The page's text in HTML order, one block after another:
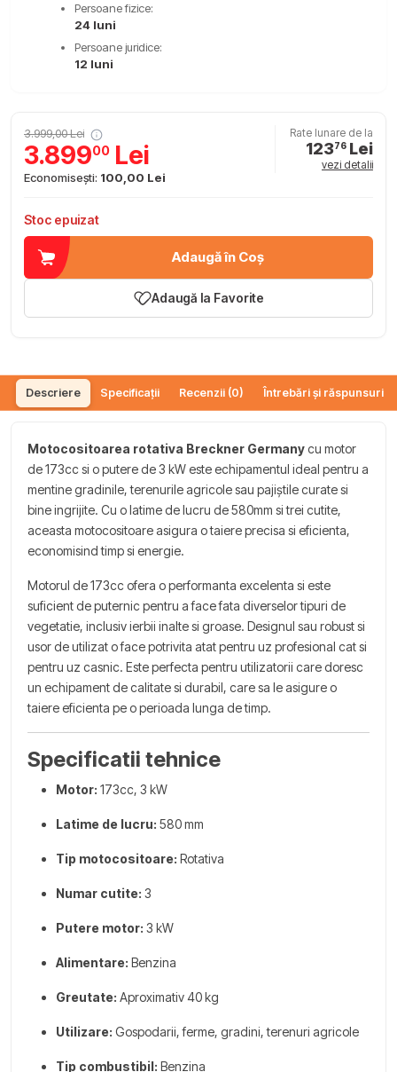
Persoane fizice:
24 luni
Persoane juridice:
12 luni
3.999,00 Lei
3.89900 Lei
Economisești: 100,00 Lei
Rate lunare de la
12376 Lei
vezi detalii
Stoc epuizat
Adaugă în Coș
Adaugă la Favorite
Descriere Specificații Recenzii (0) Întrebări și răspunsuri
Motocositoarea rotativa Breckner Germanycu motor
de 173cc si o putere de 3 kW este echipamentul ideal pentru a
mentine gradinile, terenurile agricole sau pajiștile curate si
bine ingrijite. Cu o latime de lucru de 580mm si trei cutite,
aceasta motocositoare asigura o taiere precisa si eficienta,
economisind timp si energie.
Motorul de 173cc ofera o performanta excelenta si este
suficient de puternic pentru a face fata diverselor tipuri de
vegetatie, inclusiv ierbii inalte si groase. Designul sau robust si
usor de utilizat o face potrivita atat pentru uz profesional cat si
pentru uz casnic. Este perfecta pentru utilizatorii care doresc
un echipament de calitate si durabil, care sa le asigure o
taiere eficienta pe o perioada lunga de timp.
Specificatii tehnice
Motor: 173cc, 3 kW
Latime de lucru: 580 mm
Tip motocositoare: Rotativa
Numar cutite: 3
Putere motor: 3 kW
Alimentare: Benzina
Greutate: Aproximativ 40 kg
Utilizare: Gospodarii, ferme, gradini, terenuri agricole
Tip combustibil: Benzina